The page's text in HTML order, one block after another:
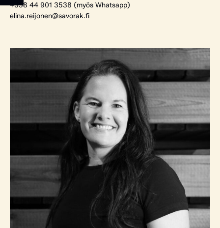
+358 44 901 3538 (myös Whatsapp)
elina.reijonen@savorak.fi